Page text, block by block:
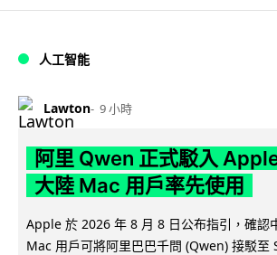
人工智能
Lawton 9 小時
阿里 Qwen 正式駁入
大陸 Mac 用戶率先使用
Apple 於 2026 年 8 月 8 日公布指引，確認
Mac 用戶可將阿里巴巴千問 (Qwen) 接駁至